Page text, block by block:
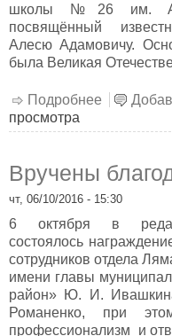
школы №26 им. А.
посвящённый
Алесю Адамовичу.
была Великая
Подробнее о
просмотра
Вручены
чт, 06/10/2016 - 15:30
6 октября в
состоялось
сотрудников отдела
имени главы
район» Ю. И.
Романенко, при
профессионализм и